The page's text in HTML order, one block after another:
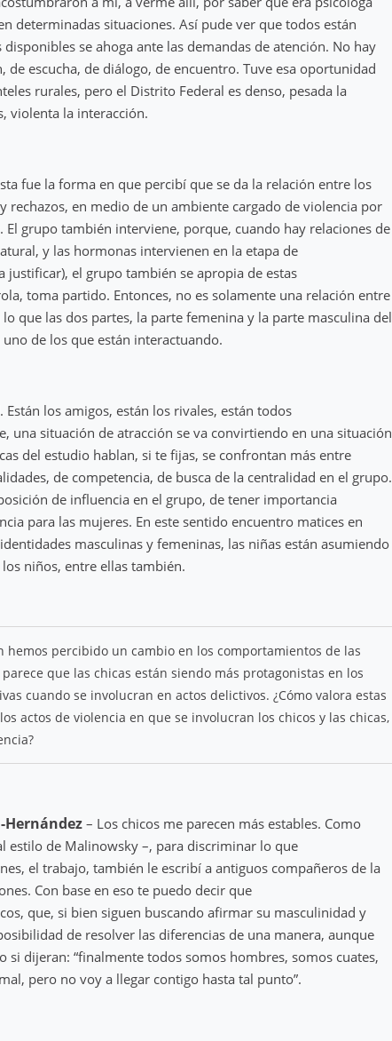
determinadas situaciones. Así pude ver que todos están
se ahoga ante las demandas de atención. No hay
escucha, de diálogo, de encuentro. Tuve esa oportunidad
rurales, pero el Distrito Federal es denso, pesada la
violenta la interacción.
fue la forma en que percibí que se da la relación entre los
rechazos, en medio de un ambiente cargado de violencia por
El grupo también interviene, porque, cuando hay relaciones de
y las hormonas intervienen en la etapa de
justificar), el grupo también se apropia de estas
toma partido. Entonces, no es solamente una relación entre
que las dos partes, la parte femenina y la parte masculina del
de los que están interactuando.
los amigos, están los rivales, están todos
una situación de atracción se va convirtiendo en una situación
del estudio hablan, si te fijas, se confrontan más entre
de competencia, de busca de la centralidad en el grupo.
de influencia en el grupo, de tener importancia
para las mujeres. En este sentido encuentro matices en
masculinas y femeninas, las niñas están asumiendo
niños, entre ellas también.
hemos percibido un cambio en los comportamientos de las
que las chicas están siendo más protagonistas en los
cuando se involucran en actos delictivos. ¿Cómo valora estas
actos de violencia en que se involucran los chicos y las chicas,
Hernández – Los chicos me parecen más estables. Como
estilo de Malinowsky –, para discriminar lo que
el trabajo, también le escribí a antiguos compañeros de la
Con base en eso te puedo decir que
que, si bien siguen buscando afirmar su masculinidad y
de resolver las diferencias de una manera, aunque
si dijeran: “finalmente todos somos hombres, somos cuates,
pero no voy a llegar contigo hasta tal punto”.